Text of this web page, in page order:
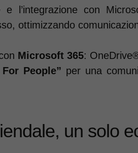
e l’integrazione con
ottimizzando
Microsoft 365:
People” per una
un solo